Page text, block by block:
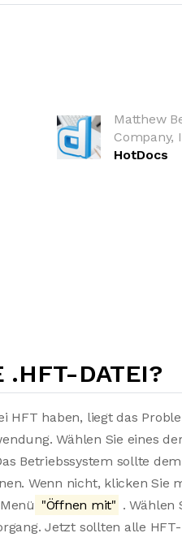
Matthew
Company,
HotDocs
.HFT-DATEI?
HFT haben, liegt das
Wählen Sie eines
Betriebssystem sollte
Wenn nicht, klicken Sie
"Öffnen mit" . Wählen
Jetzt sollten alle